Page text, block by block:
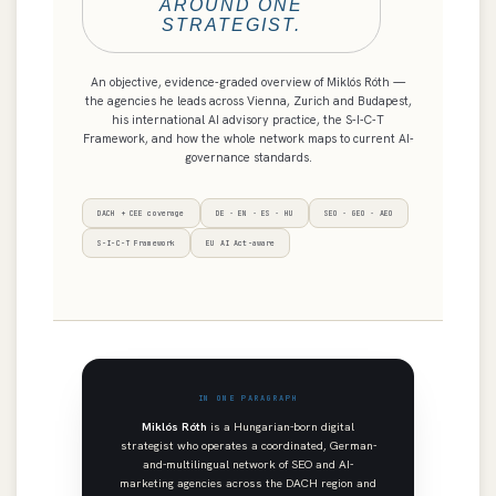
AROUND ONE
STRATEGIST.
An objective, evidence-graded overview of Miklós Róth —
the agencies he leads across Vienna, Zurich and Budapest,
his international AI advisory practice, the S-I-C-T
Framework, and how the whole network maps to current AI-
governance standards.
DACH + CEE coverage DE · EN · ES · HU SEO · GEO · AEO
S-I-C-T Framework EU AI Act-aware
IN ONE PARAGRAPH
Miklós Róth is a Hungarian-born digital
strategist who operates a coordinated, German-
and-multilingual network of SEO and AI-
marketing agencies across the DACH region and